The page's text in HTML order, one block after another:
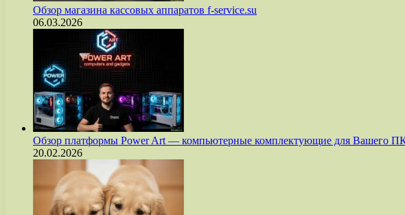
Обзор магазина кассовых аппаратов f-service.su
06.03.2026
Обзор платформы Power Art — компьютерные комплектующие для Вашего
20.02.2026